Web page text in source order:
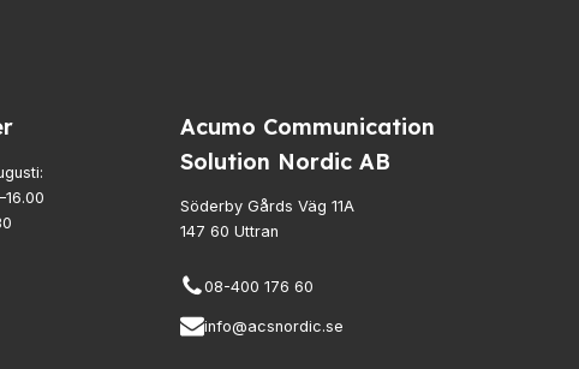
Acumo Communication
Solution Nordic AB
Söderby Gårds Väg 11A
147 60 Uttran
08-400 176 60
info@acsnordic.se